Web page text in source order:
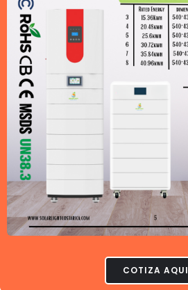
COTIZA AQUI